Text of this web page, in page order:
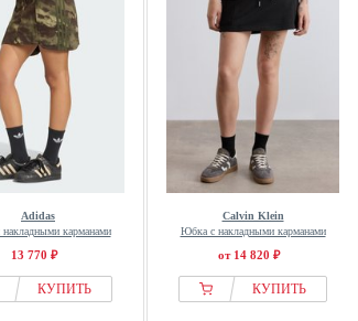
Adidas
карманами
13 770 ₽
КУПИТЬ
Calvin Klein
Юбка с накладными карманами
от 14 820 ₽
КУПИТЬ